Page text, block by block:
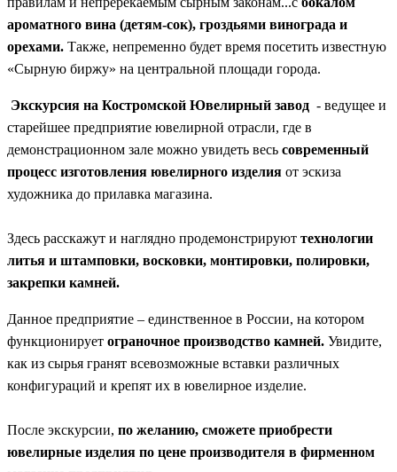
ароматного вина (детям-сок), гроздьями винограда и
орехами. Также, непременно будет время посетить известную
«Сырную биржу» на центральной площади города.
Экскурсия на Костромской Ювелирный завод - ведущее и
старейшее предприятие ювелирной отрасли, где в
демонстрационном зале можно увидеть весь современный
процесс изготовления ювелирного изделия от эскиза
художника до прилавка магазина.
Здесь расскажут и наглядно продемонстрируют технологии
литья и штамповки, восковки, монтировки, полировки,
закрепки камней.
Данное предприятие – единственное в России, на котором
функционирует ограночное производство камней. Увидите,
как из сырья гранят всевозможные вставки различных
конфигураций и крепят их в ювелирное изделие.
После экскурсии, по желанию, сможете приобрести
ювелирные изделия по цене производителя в фирменном